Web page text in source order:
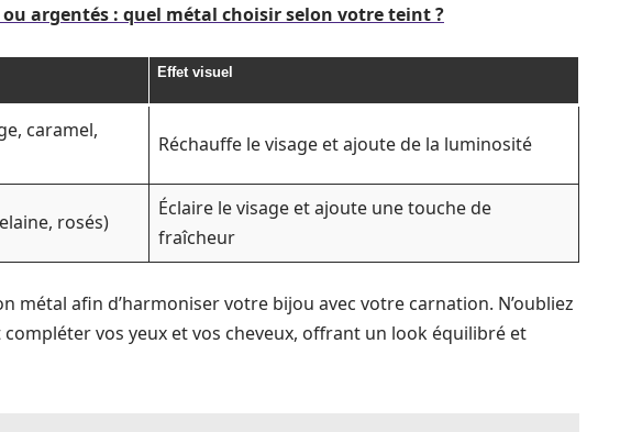
ou argentés : quel métal choisir selon votre teint ?
Effet visuel
caramel,
Réchauffe le visage et ajoute de la luminosité
rosés)
Éclaire le visage et ajoute une touche de
fraîcheur
métal afin d’harmoniser votre bijou avec votre carnation. N’oubliez
vos yeux et vos cheveux, offrant un look équilibré et